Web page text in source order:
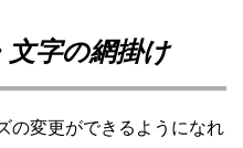
文字の網掛け
の変更ができるようになれ